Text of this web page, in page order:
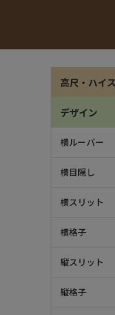
高尺・ハイ
デザイン
横ルーバー
横目隠し
横スリット
横格子
縦スリット
縦格子